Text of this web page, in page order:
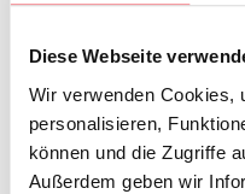
Diese Webseite
Wir verwenden Cookies,
personalisieren,
können und die Zugriffe
Außerdem geben wir